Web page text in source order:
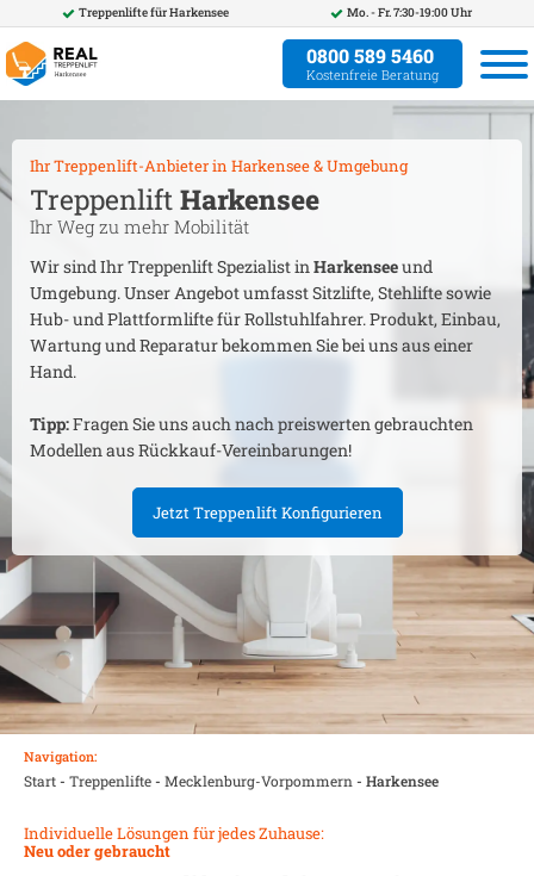
Treppenlifte fürHarkensee Mo. - Fr. 7:30-19:00 Uhr
0800 589 5460
Kostenfreie Beratung
Ihr Treppenlift-Anbieter in Harkensee& Umgebung
Treppenlift Harkensee
Ihr Weg zu mehr Mobilität
Wir sind Ihr Treppenlift Spezialist inHarkenseeund
Umgebung. Unser Angebot umfasst Sitzlifte, Stehlifte sowie
Hub- und Plattformlifte für Rollstuhlfahrer. Produkt, Einbau,
Wartung und Reparatur bekommen Sie bei uns aus einer
Hand.
Tipp:Fragen Sie uns auch nach preiswerten gebrauchten
Modellen aus Rückkauf-Vereinbarungen!
Jetzt Treppenlift Konfigurieren
Navigation:
Start- Treppenlifte- Mecklenburg-Vorpommern - Harkensee
Individuelle Lösungen für jedes Zuhause:
Neu oder gebraucht